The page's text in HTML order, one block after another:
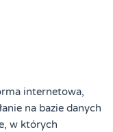
internetowa,
na bazie danych
w których